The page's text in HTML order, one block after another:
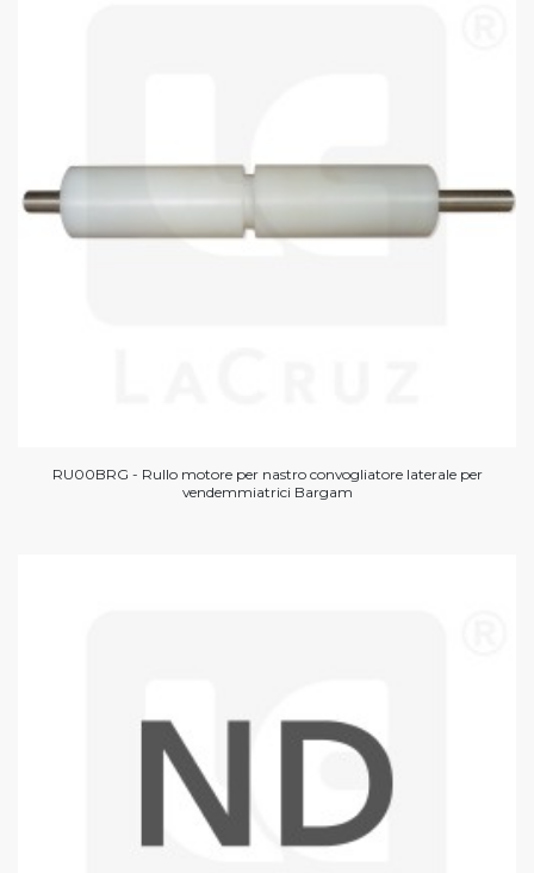
RU00BRG - Rullo motore per nastro convogliatore laterale per
vendemmiatrici Bargam